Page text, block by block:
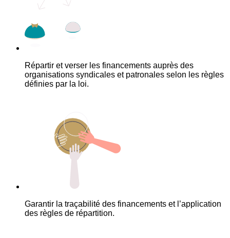
Répartir et verser les financements auprès des
organisations syndicales et patronales selon les règles
définies par la loi.
Garantir la traçabilité des financements et l’application
des règles de répartition.